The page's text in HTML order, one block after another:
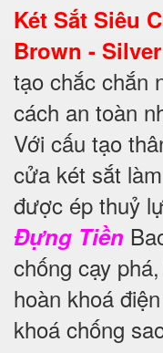
Két Sắt Siêu
Brown - Silver
tạo chắc chắn
cách an toàn
Với cấu tạo
cửa két sắt
được ép thuỷ
Đựng Tiền
chống cạy
hoàn khoá
khoá chống